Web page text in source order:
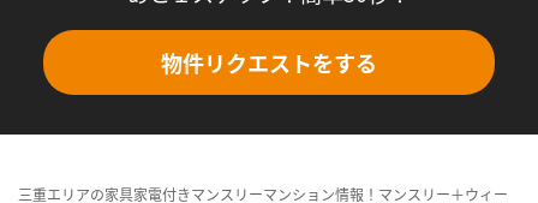
物件リクエストをする
三重エリアの家具家電付きマンスリーマンション情報！マンスリー＋ウィー